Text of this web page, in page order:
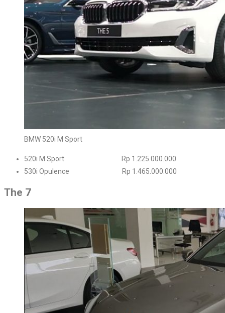
BMW 520i M Sport
520i M Sport Rp 1.225.000.000
530i Opulence Rp 1.465.000.000
The 7